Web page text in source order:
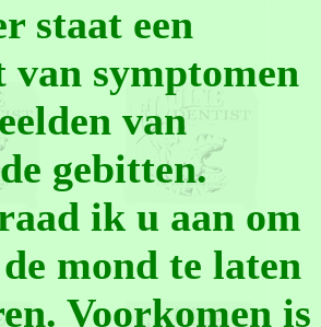
staat een
van symptomen
van
gebitten.
ik u aan om
mond te laten
Voorkomen is